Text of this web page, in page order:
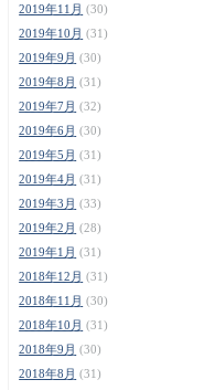
2019年11月 (30)
2019年10月 (31)
2019年9月 (30)
2019年8月 (31)
2019年7月 (32)
2019年6月 (30)
2019年5月 (31)
2019年4月 (31)
2019年3月 (33)
2019年2月 (28)
2019年1月 (31)
2018年12月 (31)
2018年11月 (30)
2018年10月 (31)
2018年9月 (30)
2018年8月 (31)